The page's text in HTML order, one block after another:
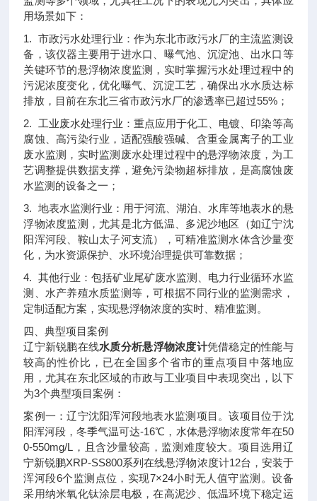
用场景如下：
1. 市政污水处理行业：作为东北市政污水厂的主流监测设
备，该仪器主要用于进水口、曝气池、沉淀池、出水口等
关键环节的悬浮物浓度监测，实时掌握污水处理过程中的
污泥浓度变化，优化曝气、沉淀工艺，确保出水水质达标
排放，目前在东北三省市政污水厂的渗透率已超过55%；
2. 工业废水处理行业：重点应用于化工、电镀、印染等高
腐蚀、高污染行业，适配强酸强碱、含重金属离子的工业
废水监测，实时监测废水处理过程中的悬浮物浓度，为工
艺调整提供数据支撑，避免污染物超标排放，是高腐蚀废
水监测的设备之一；
3. 地表水监测行业：用于河流、湖泊、水库等地表水的悬
浮物浓度监测，尤其是北方低温、多泥沙地区（如辽宁沈
阳浑河段、鞍山太子河支流），可精准监测水体含沙量变
化，为水资源保护、水环境治理提供可靠数据；
4. 其他行业：包括矿业尾矿废水监测、电力行业循环水监
测、水产养殖水质监测等，可根据不同行业的监测需求，
定制适配方案，实现悬浮物浓度的实时、精准监测。
四、典型项目案例
辽宁新锐鹏在线水质分析悬浮物浓度计凭借稳定的性能与
较高的性价比，已在全国多个省市的重点项目中落地应
用，尤其在东北区域的市政与工业项目中表现突出，以下
为3个典型项目案例：
案例一：辽宁沈阳浑河段地表水监测项目。该项目位于沈
阳浑河段，冬季气温可达-16℃，水体悬浮物浓度常年在50
0-550mg/L，且含沙量较高，监测难度较大。项目选用辽
宁新锐鹏XRP-SS800系列在线悬浮物浓度计12台，安装于
浑河段6个监测点位，实现7×24小时无人值守监测。设备
采用纳米氧化钛涂层电极，在高泥沙、低温环境下稳定运